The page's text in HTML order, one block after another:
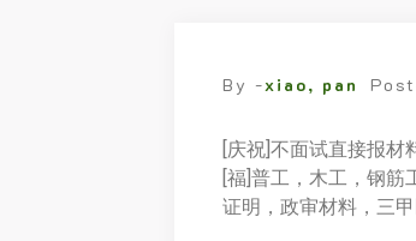
By -xiao, pan
[庆祝]不面试直接报材
[福]普工，木工，钢筋
证明，政审材料，三